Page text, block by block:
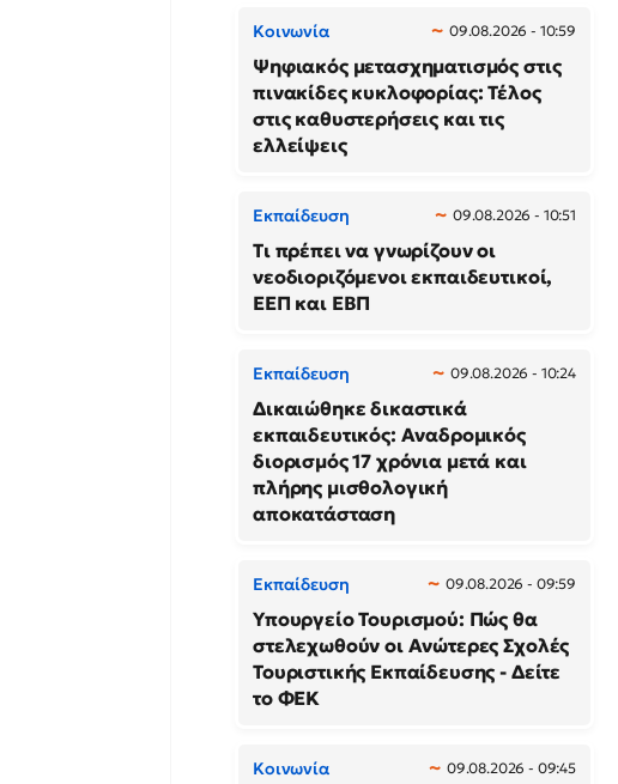
Κοινωνία 09.08.2026 - 10:59
Ψηφιακός μετασχηματισμός στις
πινακίδες κυκλοφορίας: Τέλος
στις καθυστερήσεις και τις
ελλείψεις
Εκπαίδευση 09.08.2026 - 10:51
Τι πρέπει να γνωρίζουν οι
νεοδιοριζόμενοι εκπαιδευτικοί,
ΕΕΠ και ΕΒΠ
Εκπαίδευση 09.08.2026 - 10:24
Δικαιώθηκε δικαστικά
εκπαιδευτικός: Αναδρομικός
διορισμός 17 χρόνια μετά και
πλήρης μισθολογική
αποκατάσταση
Εκπαίδευση 09.08.2026 - 09:59
Υπουργείο Τουρισμού: Πώς θα
στελεχωθούν οι Ανώτερες Σχολές
Τουριστικής Εκπαίδευσης - Δείτε
το ΦΕΚ
Κοινωνία 09.08.2026 - 09:45